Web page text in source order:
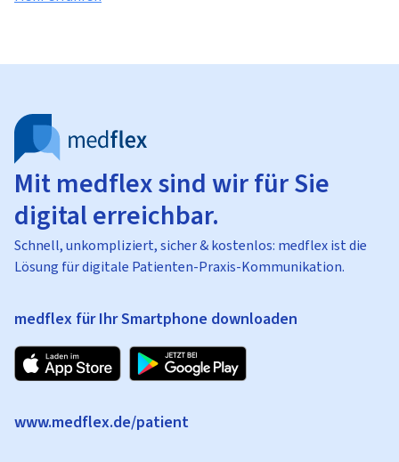
Mit medflex sind wir für Sie
digital erreichbar.
Schnell, unkompliziert, sicher & kostenlos: medflex ist die
Lösung für digitale Patienten-Praxis-Kommunikation.
medflex für Ihr Smartphone downloaden
www.medflex.de/patient